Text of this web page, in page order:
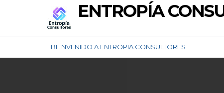
ENTROPÍA
BIENVENIDO A ENTROPIA CONSULTORES